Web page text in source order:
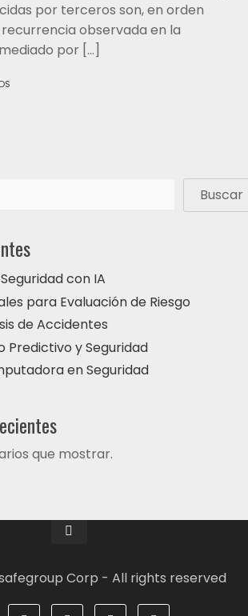
por terceros son, en orden
observada en la
por […]
Buscar
con IA
para Evaluación de Riesgo
de Accidentes
Predictivo y Seguridad
en Seguridad
que mostrar.
Corp - All rights reserved